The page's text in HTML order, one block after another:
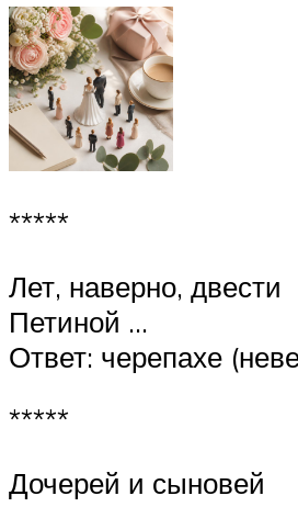
*****
Лет, наверно, двести
Петиной …
Ответ: черепахе
*****
Дочерей и сыновей